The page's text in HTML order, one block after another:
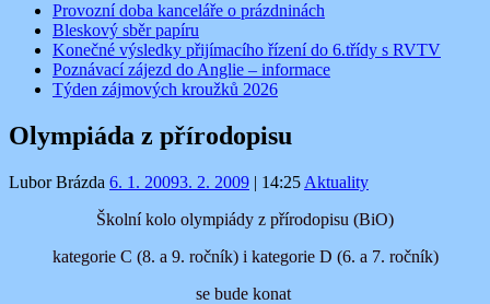
Provozní doba kanceláře o prázdninách
Bleskový sběr papíru
Konečné výsledky přijímacího řízení do 6.třídy s RVTV
Poznávací zájezd do Anglie – informace
Týden zájmových kroužků 2026
Olympiáda z přírodopisu
Lubor Brázda 6. 1. 20093. 2. 2009 | 14:25 Aktuality
Školní kolo olympiády z přírodopisu (BiO)
kategorie C (8. a 9. ročník) i kategorie D (6. a 7. ročník)
se bude konat